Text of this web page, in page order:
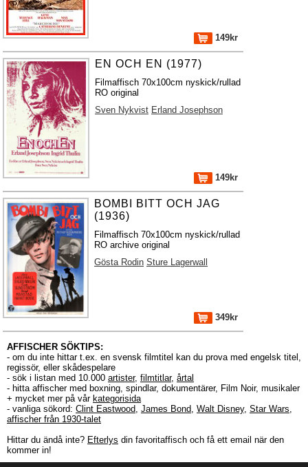
149kr
EN OCH EN (1977)
Filmaffisch 70x100cm nyskick/rullad
RO original
Sven Nykvist Erland Josephson
149kr
BOMBI BITT OCH JAG
(1936)
Filmaffisch 70x100cm nyskick/rullad
RO archive original
Gösta Rodin Sture Lagerwall
349kr
AFFISCHER SÖKTIPS:
- om du inte hittar t.ex. en svensk filmtitel kan du prova med engelsk titel,
regissör, eller skådespelare
- sök i listan med 10.000 artister, filmtitlar, årtal
- hitta affischer med boxning, spindlar, dokumentärer, Film Noir, musikaler
+ mycket mer på vår kategorisida
- vanliga sökord: Clint Eastwood, James Bond, Walt Disney, Star Wars,
affischer från 1930-talet
Hittar du ändå inte? Efterlys din favoritaffisch och få ett email när den
kommer in!